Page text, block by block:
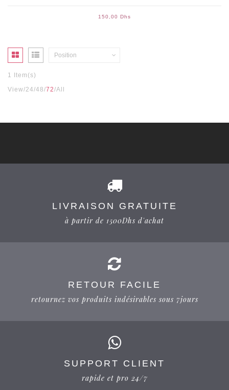
150,00 Dhs
Position
1 Item(s)
View 24 48 72 All
LIVRAISON GRATUITE
à partir de 1500Dhs d'achat
RETOUR FACILE
retournez vos produits indésirables sous 7jours
SUPPORT CLIENT
rapide et pro 24/7